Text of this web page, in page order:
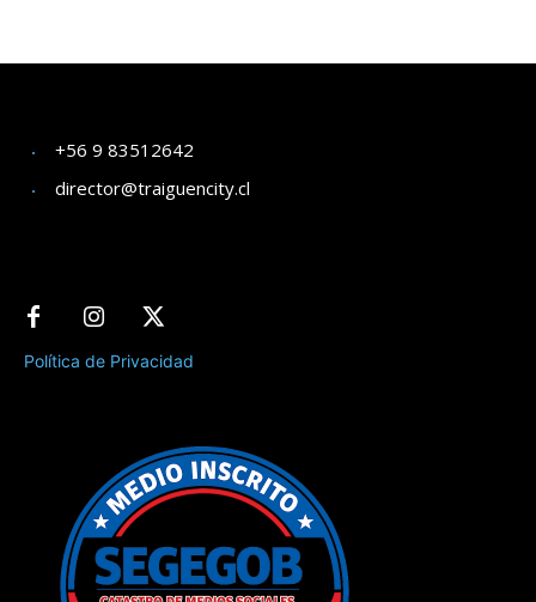
+56 9 83512642
director@traiguencity.cl
Política de Privacidad